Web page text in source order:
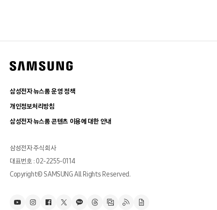
삼성전자 뉴스룸 운영 정책
개인정보처리방침
삼성전자 뉴스룸 콘텐츠 이용에 대한 안내
삼성전자 주식회사
대표번호 : 02-2255-0114
Copyright© SAMSUNG All Rights Reserved.